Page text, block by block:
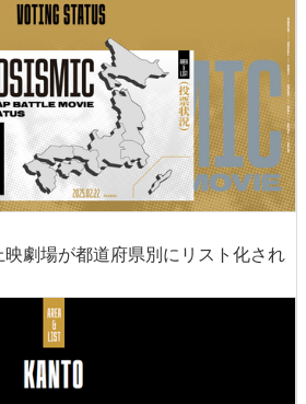
劇場が都道府県別にリスト化され